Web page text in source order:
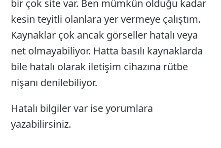
bir çok site var. Ben mümkün olduğu kadar
kesin teyitli olanlara yer vermeye çalıştım.
Kaynaklar çok ancak görseller hatalı veya
net olmayabiliyor. Hatta basılı kaynaklarda
bile hatalı olarak iletişim cihazına rütbe
nişanı denilebiliyor.
Hatalı bilgiler var ise yorumlara
yazabilirsiniz.